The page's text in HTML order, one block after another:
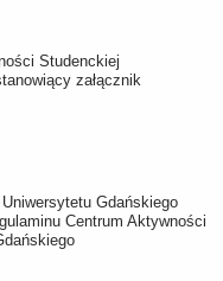
Studenckiej
załącznik
Gdańskiego
Centrum Aktywności